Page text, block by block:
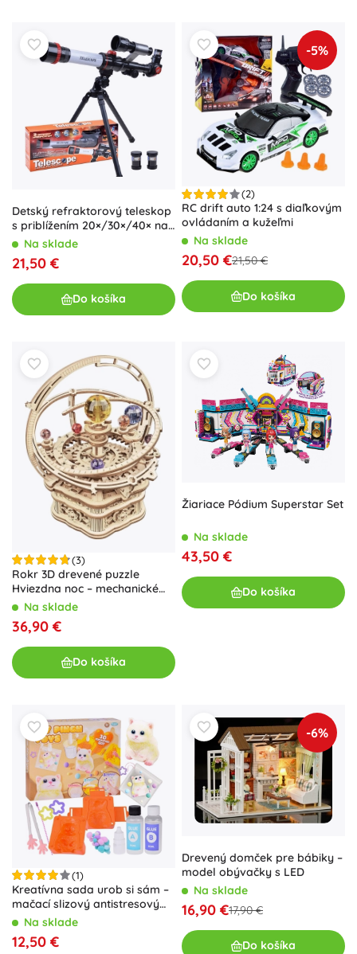
Detský refraktorový teleskop
s priblížením 20×/30×/40× na
statíve
Na sklade
21,50 €
Do košíka
-5%
(2)
RC drift auto 1:24 s diaľkovým
ovládaním a kužeľmi
Na sklade
20,50 €21,50 €
Do košíka
(3)
Rokr 3D drevené puzzle
Hviezdna noc – mechanické
planetárium s hracou skrinkou
Na sklade
36,90 €
Do košíka
Žiariace Pódium Superstar Set
Na sklade
43,50 €
Do košíka
(1)
Kreatívna sada urob si sám –
mačací slizový antistresový
prívesok
Na sklade
12,50 €
-6%
Drevený domček pre bábiky –
model obývačky s LED
Na sklade
16,90 €17,90 €
Do košíka